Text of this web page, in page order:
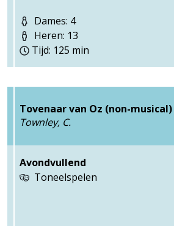
Dames: 4
Heren: 13
Tijd: 125 min
Tovenaar van Oz (non-musical)
Townley, C.
Avondvullend
Toneelspelen